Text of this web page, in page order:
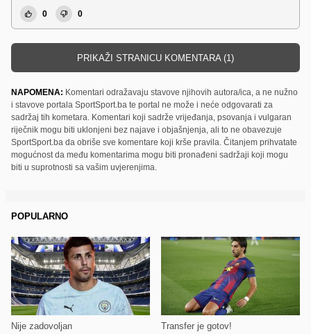
0 0
PRIKAŽI STRANICU KOMENTARA (1)
NAPOMENA: Komentari odražavaju stavove njihovih autora/ica, a ne nužno
i stavove portala SportSport.ba te portal ne može i neće odgovarati za
sadržaj tih kometara. Komentari koji sadrže vrijeđanja, psovanja i vulgaran
riječnik mogu biti uklonjeni bez najave i objašnjenja, ali to ne obavezuje
SportSport.ba da obriše sve komentare koji krše pravila. Čitanjem prihvatate
mogućnost da među komentarima mogu biti pronađeni sadržaji koji mogu
biti u suprotnosti sa vašim uvjerenjima.
POPULARNO
Nije zadovoljan Transfer je gotov!